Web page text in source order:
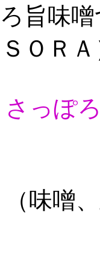
旨味
ＯＲ
さっぽ
油、